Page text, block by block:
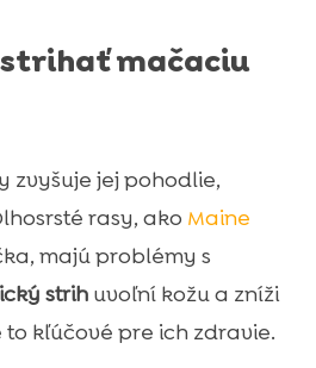
mačaciu
zvyšuje jej pohodlie,
rasy, ako Maine
majú problémy s
strihuvoľní kožu a zníži
kľúčové pre ich zdravie.